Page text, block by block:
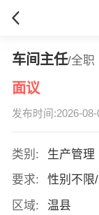
车间主任/全职
面议
发布时间:2026-08-
类别:
生产管理
要求:
性别不限
区域:
温县